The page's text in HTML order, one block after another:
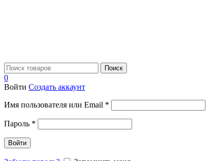
Поиск
0
Войти Создать аккаунт
Имя пользователя или Email *
Пароль *
Войти